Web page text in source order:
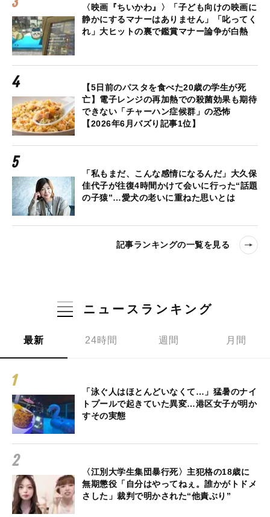
〈映画『ちいかわ』〉「子ども向けの映画に
静かにするマナーはありません」「叱ってく
れ」大ヒットの裏で鑑賞マナー論争が白熱
【5日前のパスタを食べた20歳の学生が死
亡】電子レンジの再加熱での殺菌効果も期待
できない「チャーハン症候群」の恐怖
【2026年6月バズり記事1位】
「私もまだ、こんな感情になるんだ」大久保
佳代子が往復4時間かけて会いに行った“話題
の子猿”…愛犬の老いに重ねた思いとは
記事ランキングの一覧を見る
ニュースランキング
最新 24時間 週間 月間
「泳ぐ人はほとんどいなくて…」猛暑のナイ
トプールで起きていた異変…港区女子が明か
すその実態
〈江別大学生集団暴行死〉主犯格の18歳に
無期懲役「自分はやってねぇ。誰かがトドメ
さした」裁判で明かされた“他責ぶり”